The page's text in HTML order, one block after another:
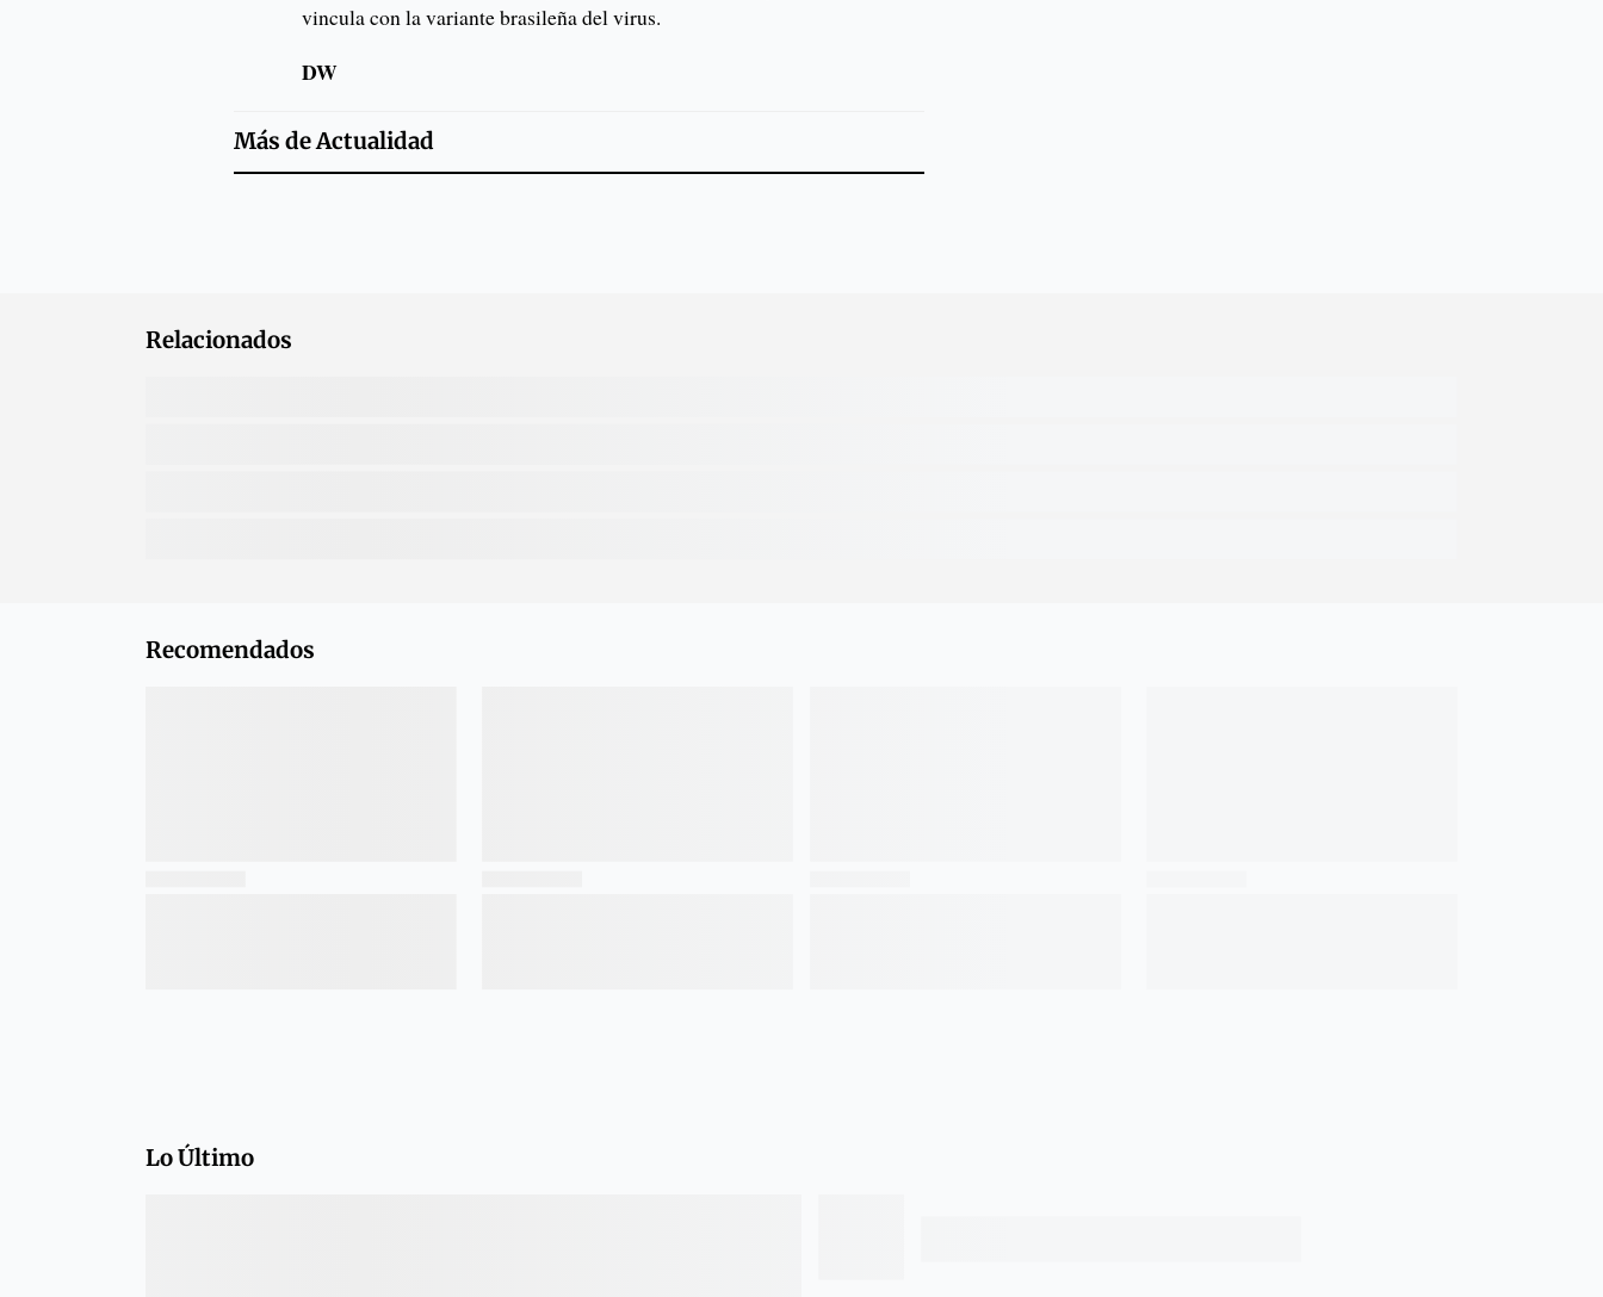
vincula con la variante brasileña del virus.
DW
Más deActualidad
Relacionados
Recomendados
Lo Último